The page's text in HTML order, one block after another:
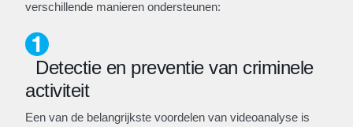
verschillende manieren ondersteunen:
Detectie en preventie van criminele
activiteit
Een van de belangrijkste voordelen van videoanalyse is